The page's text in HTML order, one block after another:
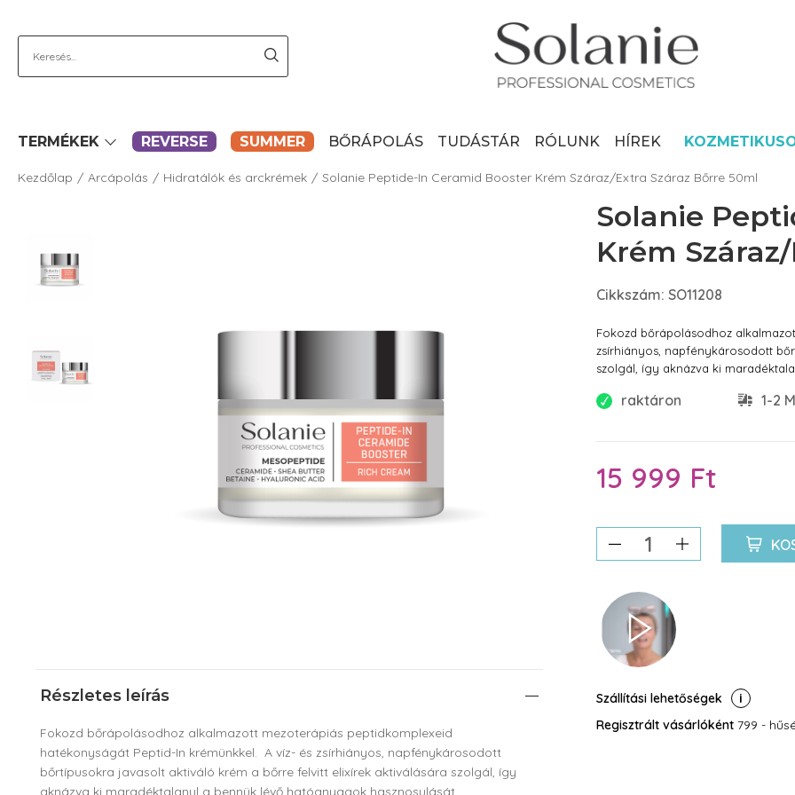
TERMÉKEK REVERSE SUMMER BŐRÁPOLÁS TUDÁSTÁR RÓLUNK HÍREK
Kezdőlap Arcápolás Hidratálók és arckrémek Solanie Peptide-In Ceramid Booster Krém Száraz/Extra Száraz Bőrre 50ml
Részletes leírás
Fokozd bőrápolásodhoz alkalmazott mezoterápiás peptidkomplexeid
hatékonyságát Peptid-In krémünkkel. A víz- és zsírhiányos, napfénykárosodott
bőrtípusokra javasolt aktiváló krém a bőrre felvitt elixírek aktiválására szolgál, így
aknázva ki maradéktalanul a bennük lévő hatóanyagok hasznosulását.
Solanie
Krém
Cikkszám: SO11208
Fokozd bőrápolásodhoz
zsírhiányos, napfénykárosodott
szolgál, így aknázva ki
raktáron 1-2
15 999 Ft
Szállítási lehetőségek
Regisztrált vásárlóként 799 -